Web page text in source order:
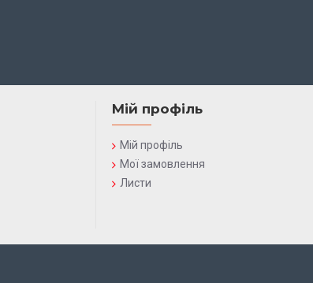
Мій профіль
Мій профіль
Мої замовлення
Листи